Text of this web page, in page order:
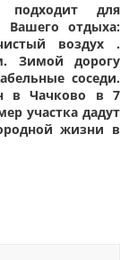
подходит для
Вашего отдыха:
воздух .
Зимой дорогу
соседи.
в Чачково в 7
участка дадут
жизни в